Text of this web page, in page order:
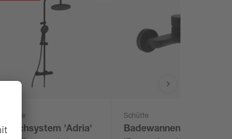
Schütte
Duschsystem 'Adria'
Schütte
Badewannenarmatur